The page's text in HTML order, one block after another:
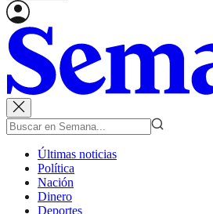
Últimas noticias
Política
Nación
Dinero
Deportes